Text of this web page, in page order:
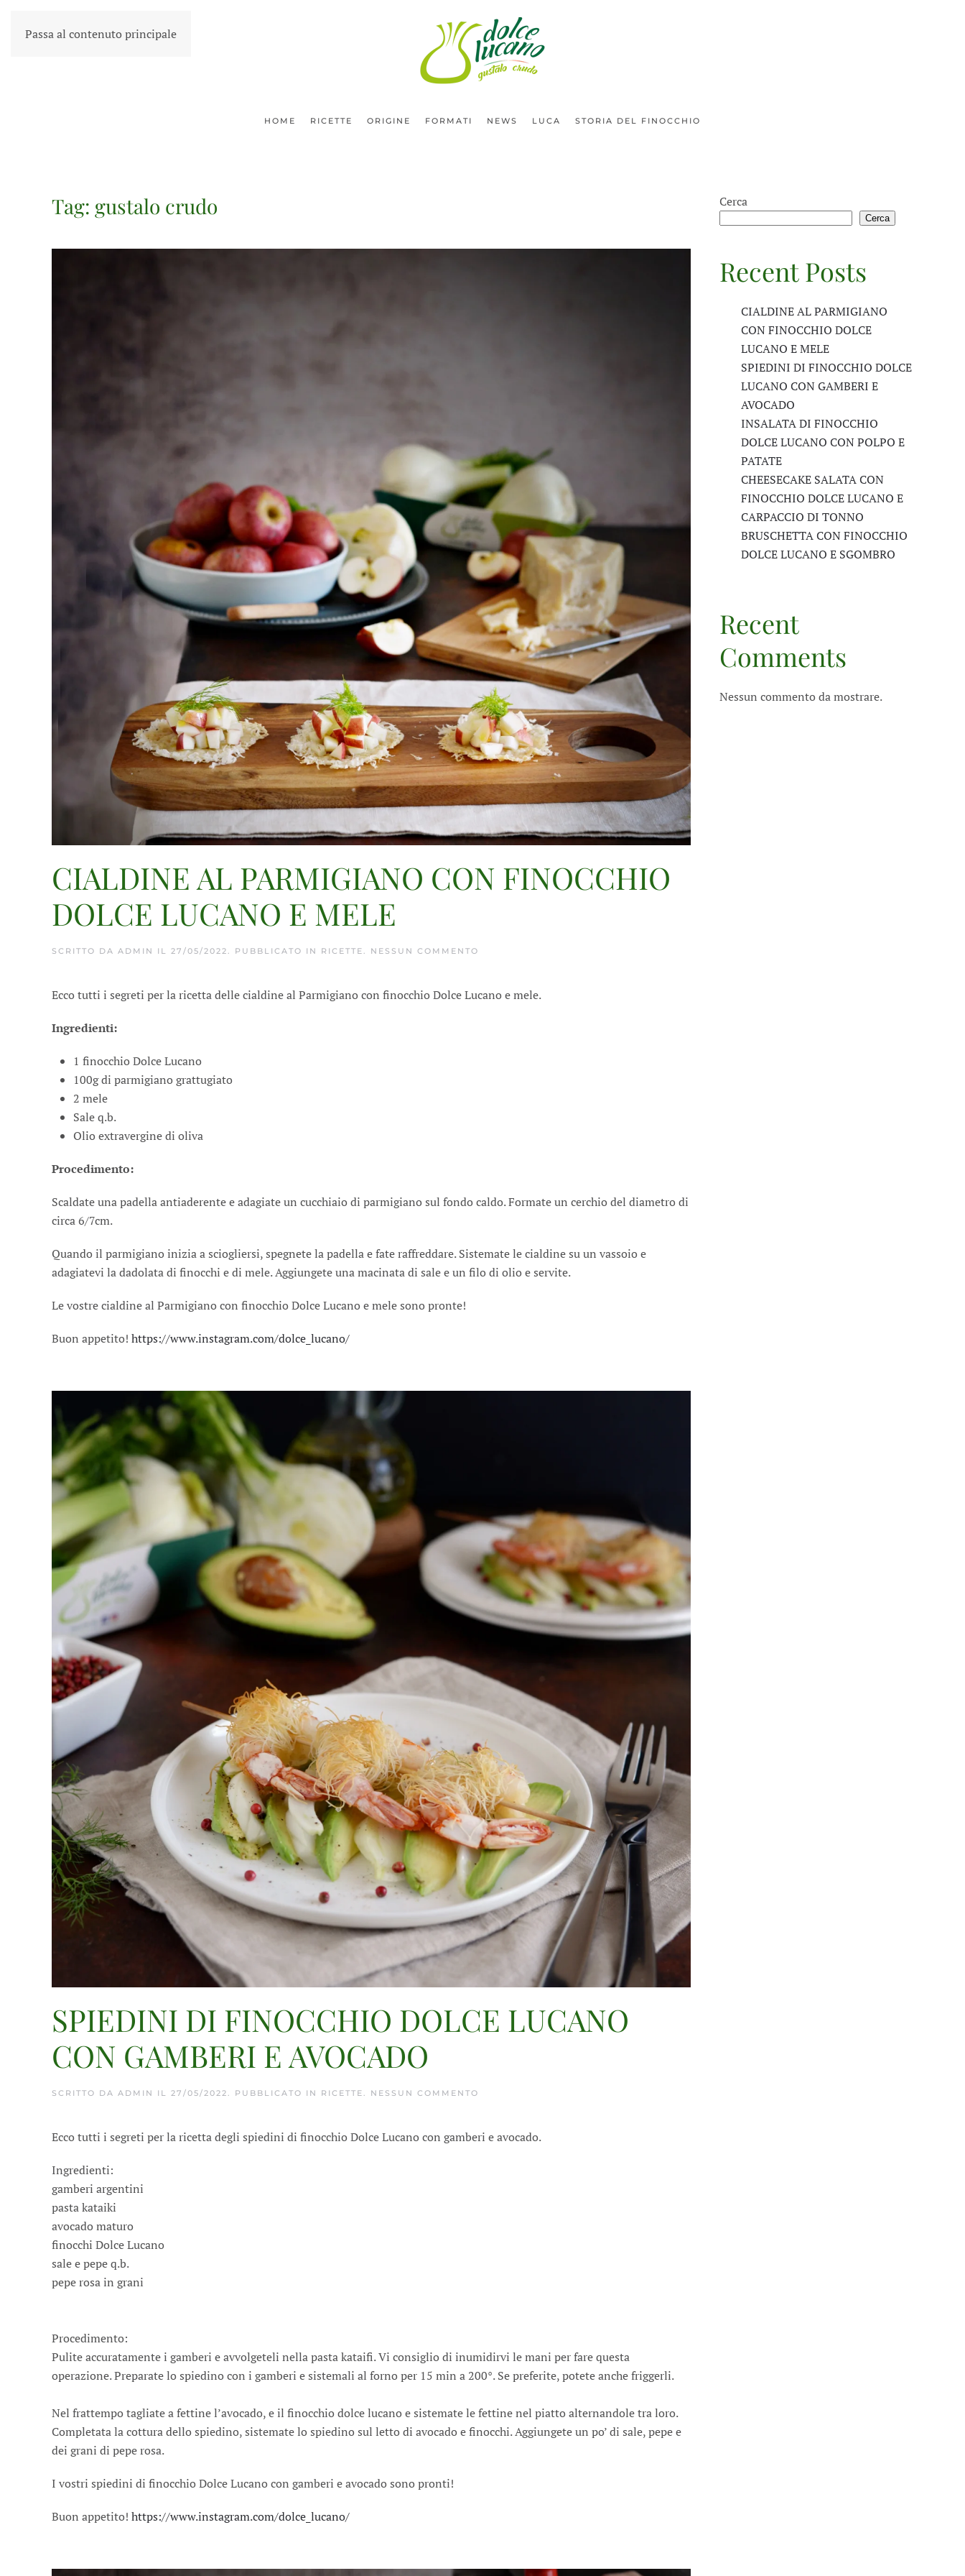
Passa al contenuto principale
HOME RICETTE ORIGINE FORMATI NEWS LUCA STORIA DEL FINOCCHIO
Tag: gustalo crudo
CIALDINE AL PARMIGIANO CON FINOCCHIO
DOLCE LUCANO E MELE
SCRITTO DA ADMIN IL 27/05/2022. PUBBLICATO IN RICETTE. NESSUN COMMENTO
CON
Ecco tutti i segreti per la ricetta delle cialdine al Parmigiano con finocchio Dolce Lucano e mele.
Ingredienti:
1 finocchio Dolce Lucano
100g di parmigiano grattugiato
2 mele
Sale q.b.
Olio extravergine di oliva
Procedimento:
Scaldate una padella antiaderente e adagiate un cucchiaio di parmigiano sul fondo caldo. Formate un cerchio del diametro di
circa 6/7cm.
Quando il parmigiano inizia a sciogliersi, spegnete la padella e fate raffreddare. Sistemate le cialdine su un vassoio e
adagiatevi la dadolata di finocchi e di mele. Aggiungete una macinata di sale e un filo di olio e servite.
Le vostre cialdine al Parmigiano con finocchio Dolce Lucano e mele sono pronte!
Buon appetito! https://www.instagram.com/dolce_lucano/
SPIEDINI DI FINOCCHIO DOLCE LUCANO
CON GAMBERI E AVOCADO
SCRITTO DA ADMIN IL 27/05/2022. PUBBLICATO IN RICETTE. NESSUN COMMENTO
DOLCE
Ecco tutti i segreti per la ricetta degli spiedini di finocchio Dolce Lucano con gamberi e avocado.
Ingredienti:
gamberi argentini
pasta kataiki
avocado maturo
finocchi Dolce Lucano
sale e pepe q.b.
pepe rosa in grani
Procedimento:
Pulite accuratamente i gamberi e avvolgeteli nella pasta kataifi. Vi consiglio di inumidirvi le mani per fare questa
operazione. Preparate lo spiedino con i gamberi e sistemali al forno per 15 min a 200°. Se preferite, potete anche friggerli.
Nel frattempo tagliate a fettine l’avocado, e il finocchio dolce lucano e sistemate le fettine nel piatto alternandole tra loro.
Completata la cottura dello spiedino, sistemate lo spiedino sul letto di avocado e finocchi. Aggiungete un po’ di sale, pepe e
dei grani di pepe rosa.
I vostri spiedini di finocchio Dolce Lucano con gamberi e avocado sono pronti!
Buon appetito! https://www.instagram.com/dolce_lucano/
Cerca
Cerca
Recent Posts
CIALDINE AL PARMIGIANO
CON FINOCCHIO DOLCE
LUCANO E MELE
SPIEDINI DI FINOCCHIO DOLCE
LUCANO CON GAMBERI E
AVOCADO
INSALATA DI FINOCCHIO
DOLCE LUCANO CON POLPO E
PATATE
CHEESECAKE SALATA CON
FINOCCHIO DOLCE LUCANO E
CARPACCIO DI TONNO
BRUSCHETTA CON FINOCCHIO
DOLCE LUCANO E SGOMBRO
Recent
Comments
Nessun commento da mostrare.